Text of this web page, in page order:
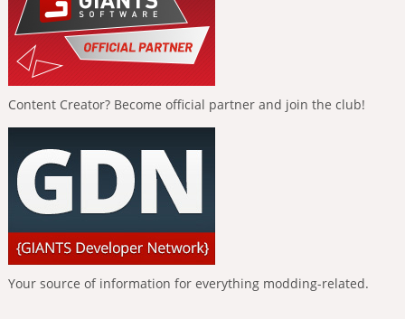
Content Creator? Become official partner and join the club!
Your source of information for everything modding-related.